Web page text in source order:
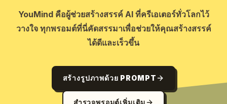
YouMind คือผู้ช่วยสร้างสรรค์ AI ที่ครีเอเตอร์ทั่วโลกไว้
วางใจ ทุกพรอมต์ที่นี่คัดสรรมาเพื่อช่วยให้คุณสร้างสรรค์
ได้ดีและเร็วขึ้น
สร้างรูปภาพด้วย PROMPT
สำรวจพรอมต์เพิ่มเติม